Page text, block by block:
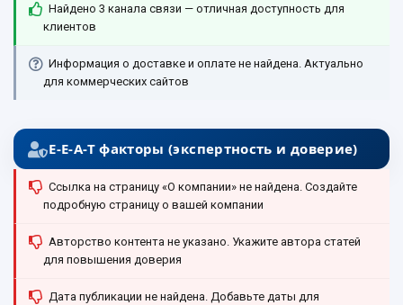
Найдено 3 канала связи — отличная доступность для
клиентов
Информация о доставке и оплате не найдена. Актуально
для коммерческих сайтов
E-E-A-T факторы (экспертность и доверие)
Ссылка на страницу «О компании» не найдена. Создайте
подробную страницу о вашей компании
Авторство контента не указано. Укажите автора статей
для повышения доверия
Дата публикации не найдена. Добавьте даты для